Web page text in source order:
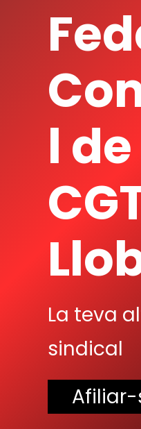
l
La teva
sindical
Afiliar-